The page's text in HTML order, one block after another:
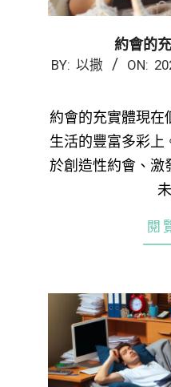
約會的
2024-
18
BY: 以撒 ON:
約會的充實體現在
生活的豐富多彩上
於創造性約會、激
閱